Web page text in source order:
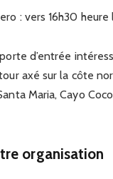
: vers 16h30 heure
d’entrée
axé sur la côte
Maria, Cayo
organisation